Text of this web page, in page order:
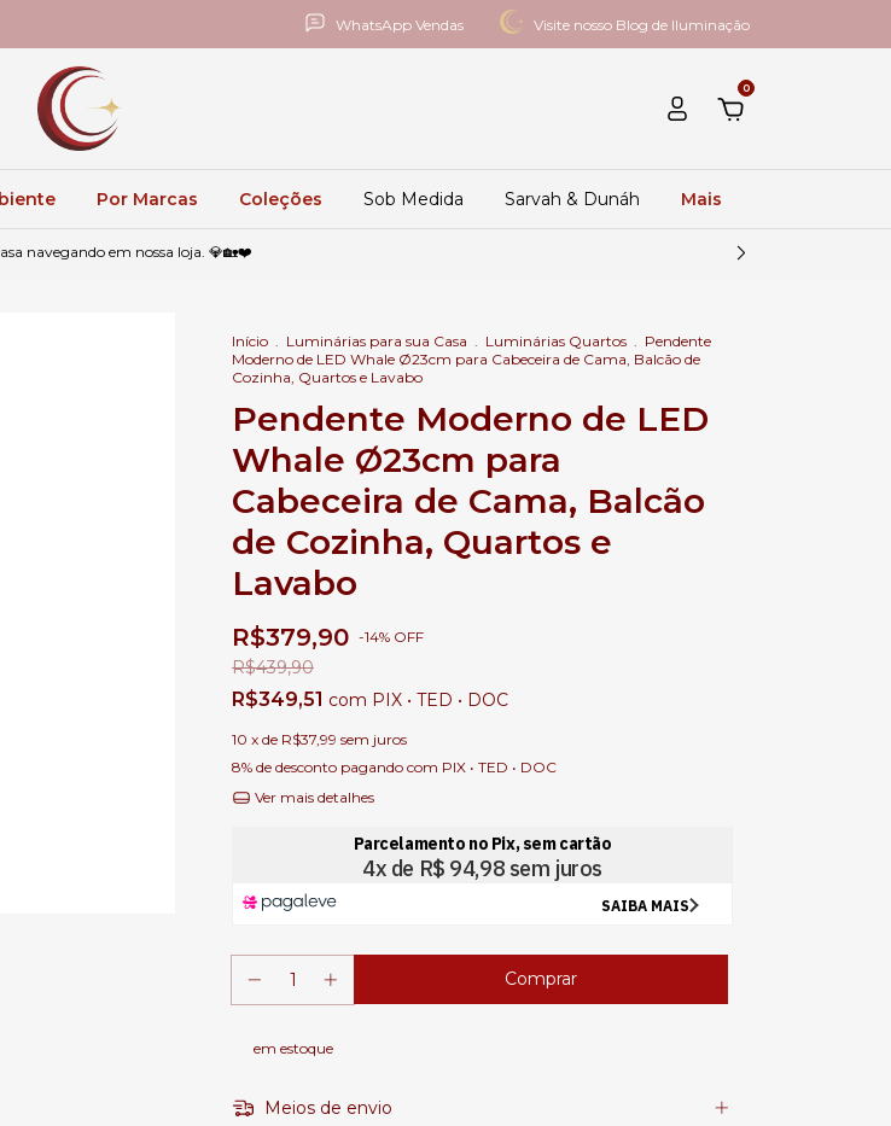
WhatsApp Vendas Visite nosso Blog de Iluminação
0
Por Marcas Coleções Sob Medida Sarvah & Dunáh Mais
navegando em nossa loja. 💎🏡❤️
Início . Luminárias para sua Casa . Luminárias Quartos . Pendente
Moderno de LED Whale Ø23cm para Cabeceira de Cama, Balcão de
Cozinha, Quartos e Lavabo
Pendente Moderno de LED
Whale Ø23cm para
Cabeceira de Cama, Balcão
de Cozinha, Quartos e
Lavabo
R$379,90 -14% OFF
R$439,90
R$349,51 com PIX • TED • DOC
10 x de R$37,99 sem juros
8% de desconto pagando com PIX • TED • DOC
Ver mais detalhes
em estoque
Meios de envio